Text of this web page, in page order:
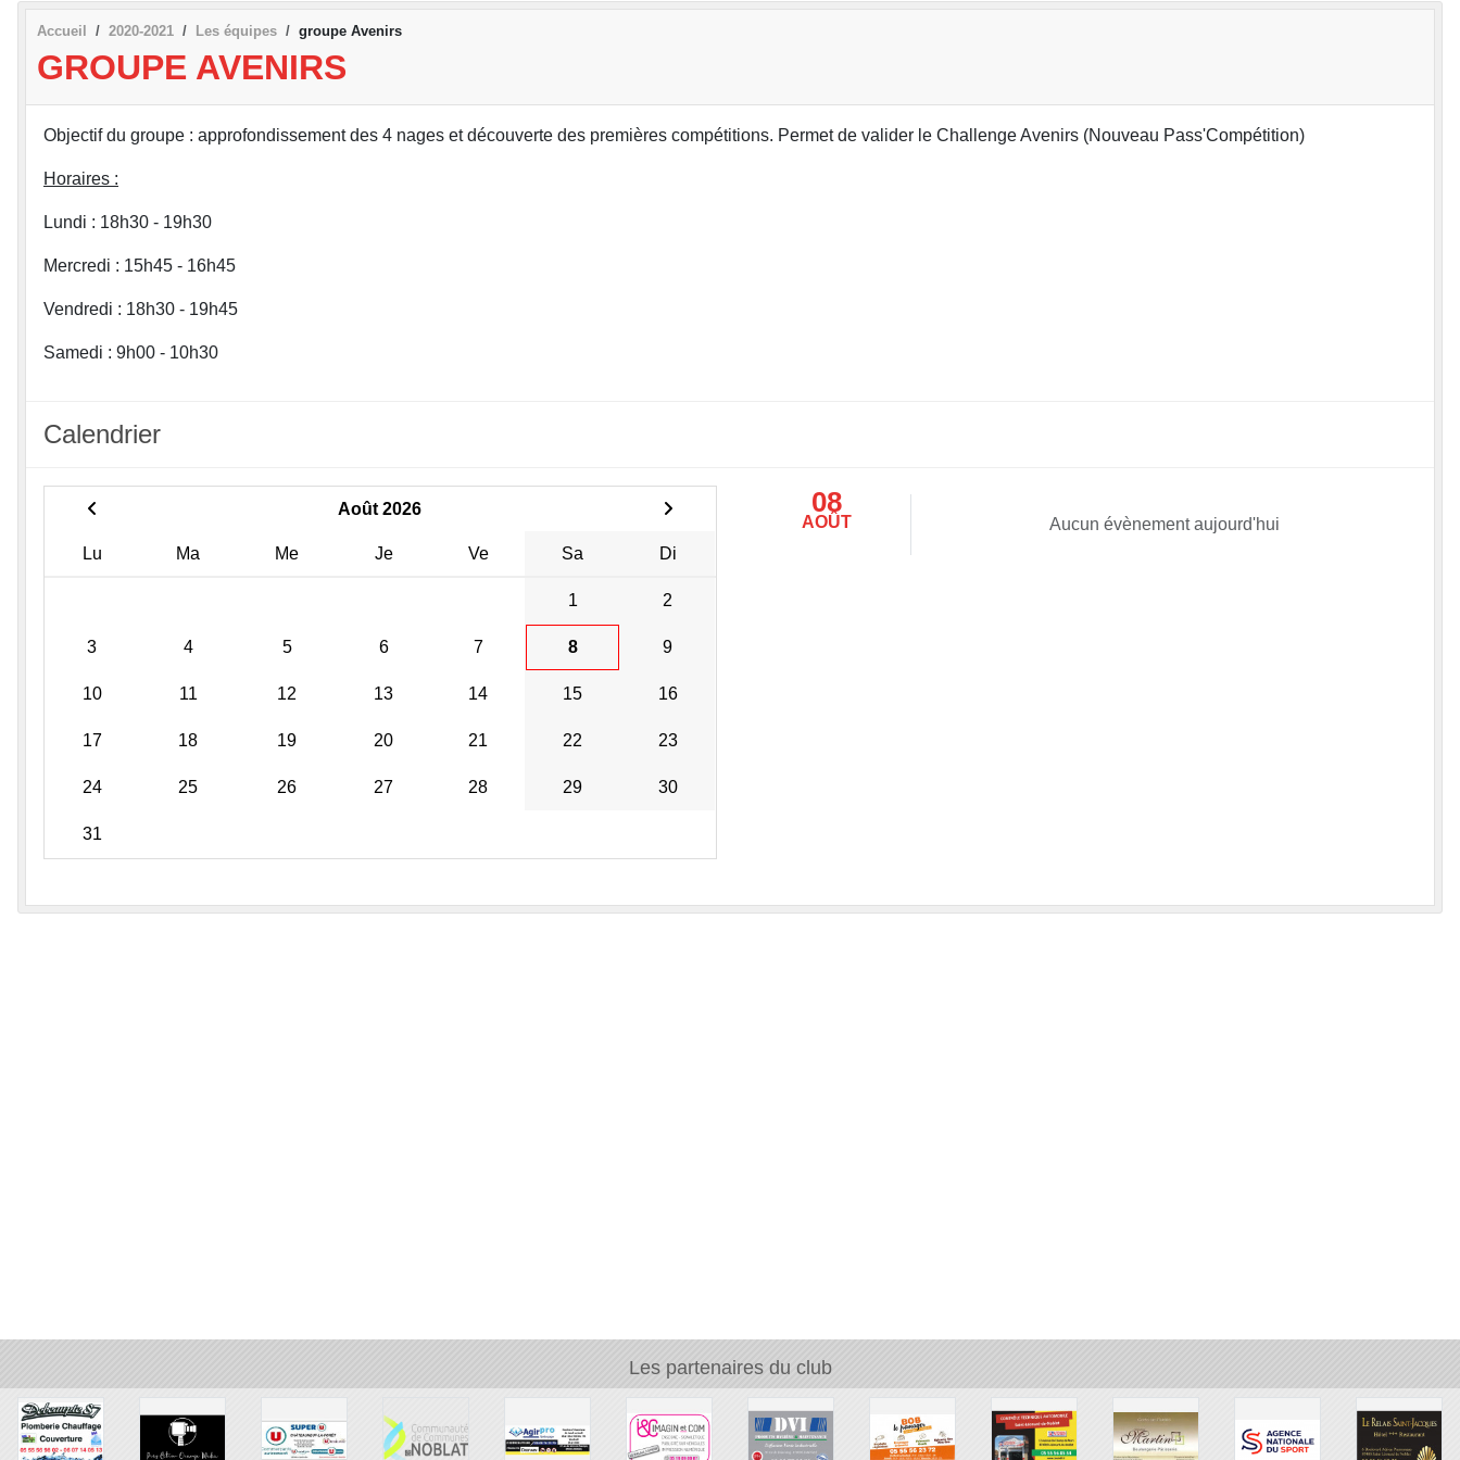
Accueil 2020-2021 Les équipes groupe Avenirs
GROUPE AVENIRS
Objectif du groupe : approfondissement des 4 nages et découverte des premières compétitions. Permet de valider le Challenge Avenirs (Nouveau Pass'Compétition)
Horaires :
Lundi : 18h30 - 19h30
Mercredi : 15h45 - 16h45
Vendredi : 18h30 - 19h45
Samedi : 9h00 - 10h30
Calendrier
Août 2026
Lu Ma Me Je Ve Sa Di
1 2
3 4 5 6 7 8 9
10 11 12 13 14 15 16
17 18 19 20 21 22 23
24 25 26 27 28 29 30
31
08
AOÛT Aucun évènement aujourd'hui
Les partenaires du club